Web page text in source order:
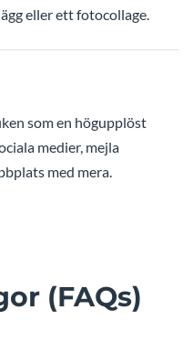
eller ett fotocollage.
som en högupplöst
medier, mejla
med mera.
(FAQs)